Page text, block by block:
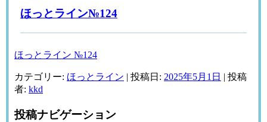
ほっとライン№124
ほっとライン №124
カテゴリー: ほっとライン | 投稿日: 2025年5月1日 | 投稿
者: kkd
投稿ナビゲーション